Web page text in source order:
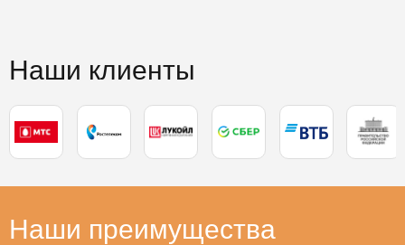
Наши клиенты
Наши преимущества